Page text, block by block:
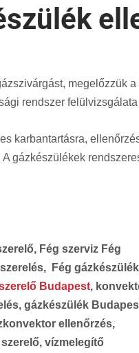
megelőzzük
rendszer
karbantartásra,
gázkészülékek
Fég szerviz Fég
Fég
Budapest,
gázkészülék
ellenőrzés,
vízmelegítő